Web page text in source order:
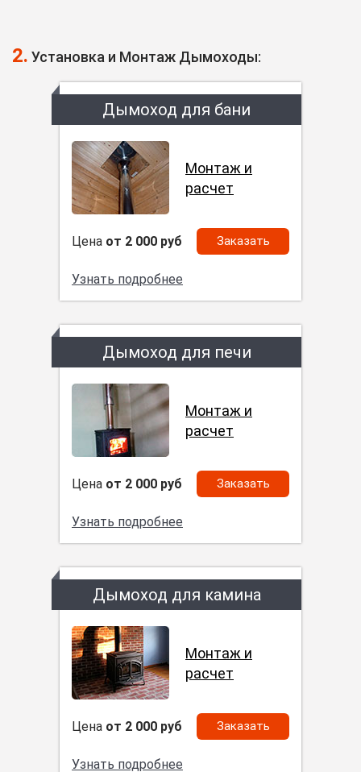
2. Установка и Монтаж Дымоходы:
Дымоход для бани
Монтаж и
расчет
Цена от 2 000 руб Заказать
Узнать подробнее
Дымоход для печи
Монтаж и
расчет
Цена от 2 000 руб Заказать
Узнать подробнее
Дымоход для камина
Монтаж и
расчет
Цена от 2 000 руб Заказать
Узнать подробнее